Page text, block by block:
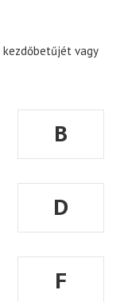
vagy
B
D
F